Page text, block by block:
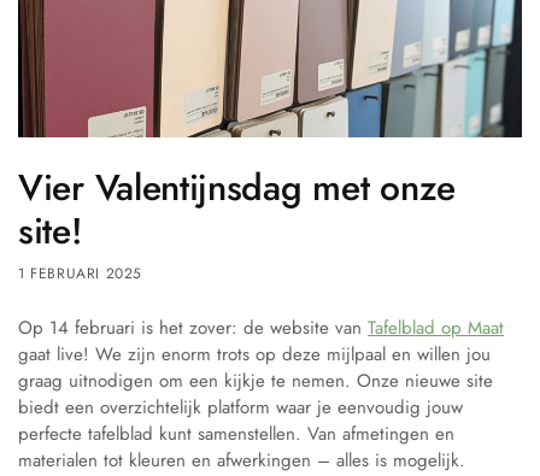
Vier Valentijnsdag met onze
site!
1 FEBRUARI 2025
Op 14 februari is het zover: de website van Tafelblad op Maat
gaat live! We zijn enorm trots op deze mijlpaal en willen jou
graag uitnodigen om een kijkje te nemen. Onze nieuwe site
biedt een overzichtelijk platform waar je eenvoudig jouw
perfecte tafelblad kunt samenstellen. Van afmetingen en
materialen tot kleuren en afwerkingen – alles is mogelijk.